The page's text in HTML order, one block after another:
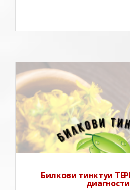
Билкови тинктуи